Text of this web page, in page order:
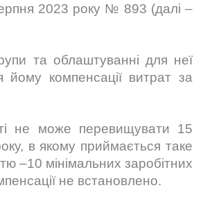
2023 року № 893 (далі –
та облаштуванні для неї
компенсації витрат за
не може перевищувати 15
в якому приймається таке
–10 мінімальних заробітних
не встановлено.